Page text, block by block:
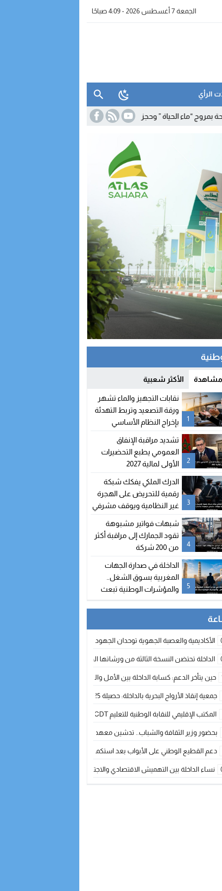
الجمعة 7 أغسطس 2026 - 4:09 صباحًا
الرأي
” وحجز معدات للتقطير 19:39 برنامج شتوي غير مسبوق لـ”رايان إير”
مشاهدة الأكثر شعبية
1
نقابات التجهيز والماء تشهر
ورقة التصعيد وتربط التهدئة
بإخراج النظام الأساسي
2
تشديد مراقبة الإنفاق
العمومي يطبع التحضيرات
الأولى لمالية 2027
3
الدرك الملكي يفكك شبكة
رقمية للتحريض على الهجرة
غير النظامية ويوقف مشرفي
4
شبهات فواتير مشبوهة
تقود الجمارك إلى مراقبة أكثر
من 200 شركة
5
الداخلة في صدارة الجهات
المغربية بسوق الشغل..
والمؤشرات الوطنية تبعث
الأكاديمية والعصبة الجهوية توحدان الجهود لتطوير الممارسة الكروية بجهة
الداخلة تحتضن النسخة الثالثة من ورشاتها الدولية: تكوين متخصص في التراث
حين يتأخر الدعم: كسابة الداخلة بين الأمل والقلق ؟
جمعية إنقاذ الأرواح البحرية بالداخلة: حصيلة 2025 بين مهام الإنقاذ ومشروع “دار البحار”
المكتب الإقليمي للنقابة الوطنية للتعليم CDT يجتمع مع المدير الإقليمي لمناقشة ملفات جوهرية لنساء ورجال التعليم
بحضور وزير الثقافة والشباب.. تدشين معهد الموسيقى والفنون الكوريغرافية بالداخلة
دعم القطيع الوطني على الأبواب بعد استكمال الترقيم… الفلاحة المغربية
نساء الداخلة بين التهميش الاقتصادي والاجتماعي… في المؤسسات الإنتاجية